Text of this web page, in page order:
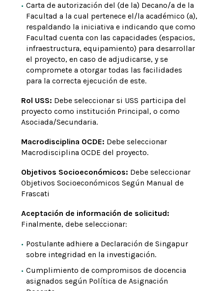
Carta de autorización del (de la) Decano/a de la
Facultad a la cual pertenece el/la académico (a),
respaldando la iniciativa e indicando que como
Facultad cuenta con las capacidades (espacios,
infraestructura, equipamiento) para desarrollar
el proyecto, en caso de adjudicarse, y se
compromete a otorgar todas las facilidades
para la correcta ejecución de este.
Rol USS: Debe seleccionar si USS participa del
proyecto como institución Principal, o como
Asociada/Secundaria.
Macrodisciplina OCDE: Debe seleccionar
Macrodisciplina OCDE del proyecto.
Objetivos Socioeconómicos: Debe seleccionar
Objetivos Socioeconómicos Según Manual de
Frascati
Aceptación de información de solicitud:
Finalmente, debe seleccionar:
Postulante adhiere a Declaración de Singapur
sobre integridad en la investigación.
Cumplimiento de compromisos de docencia
asignados según Política de Asignación